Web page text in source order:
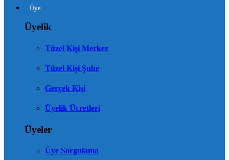
Üye
Üyelik
Tüzel Kişi Merkez
Tüzel Kişi Şube
Gerçek Kişi
Üyelik Ücretleri
Üyeler
Üye Sorgulama